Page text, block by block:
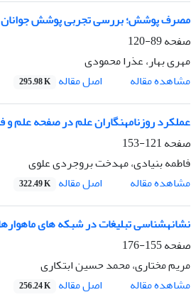
مصرف پوشش؛ بررسی تجربی پوشش
صفحه89-120
مهری بهار، عذرا محمودی
مشاهده مقاله
اصل مقاله 295.98 K
عملکرد روزنامهنگاران علم در صفحه علم و
صفحه121-153
فاطمه بنیادی، مهدخت بروجردی علوی
مشاهده مقاله
اصل مقاله 322.49 K
نشانهشناسی تبلیغات در شبکه های
صفحه155-176
مریم مختاری، محمد حسین ابتکاری
مشاهده مقاله
اصل مقاله 256.24 K